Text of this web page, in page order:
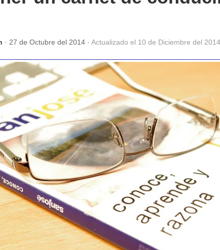
· 27 de Octubre del 2014 · Actualizado el 10 de Diciembre del 2014